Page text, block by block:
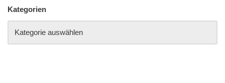
Kategorien